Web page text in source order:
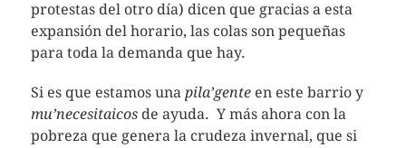
protestas del otro día) dicen que gracias a esta
expansión del horario, las colas son pequeñas
para toda la demanda que hay.
Si es que estamos una pila’genteen este barrio y
mu’necesitaicosde ayuda. Y más ahora con la
pobreza que genera la crudeza invernal, que si